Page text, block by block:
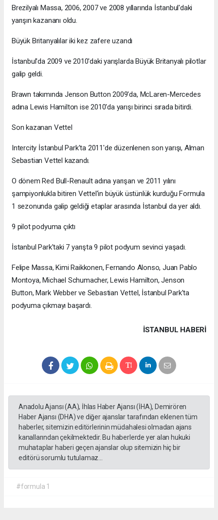
Brezilyalı Massa, 2006, 2007 ve 2008 yıllarında İstanbul'daki
yarışın kazananı oldu.
Büyük Britanyalılar iki kez zafere uzandı
İstanbul'da 2009 ve 2010'daki yarışlarda Büyük Britanyalı pilotlar
galip geldi.
Brawn takımında Jenson Button 2009'da, McLaren-Mercedes
adına Lewis Hamilton ise 2010'da yarışı birinci sırada bitirdi.
Son kazanan Vettel
Intercity İstanbul Park'ta 2011'de düzenlenen son yarışı, Alman
Sebastian Vettel kazandı.
O dönem Red Bull-Renault adına yarışan ve 2011 yılını
şampiyonlukla bitiren Vettel'in büyük üstünlük kurduğu Formula
1 sezonunda galip geldiği etaplar arasında İstanbul da yer aldı.
9 pilot podyuma çıktı
İstanbul Park'taki 7 yarışta 9 pilot podyum sevinci yaşadı.
Felipe Massa, Kimi Raikkonen, Fernando Alonso, Juan Pablo
Montoya, Michael Schumacher, Lewis Hamilton, Jenson
Button, Mark Webber ve Sebastian Vettel, İstanbul Park'ta
podyuma çıkmayı başardı.
İSTANBUL HABERİ
Anadolu Ajansı (AA), İhlas Haber Ajansı (İHA), Demirören
Haber Ajansı (DHA) ve diğer ajanslar tarafından eklenen tüm
haberler, sitemizin editörlerinin müdahalesi olmadan ajans
kanallarından çekilmektedir. Bu haberlerde yer alan hukuki
muhataplar haberi geçen ajanslar olup sitemizin hiç bir
editörü sorumlu tutulamaz...
#formula 1